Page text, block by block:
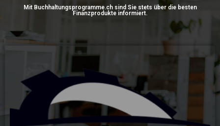
Mit Buchhaltungsprogramme.ch sind Sie stets über die besten
Finanzprodukte informiert.